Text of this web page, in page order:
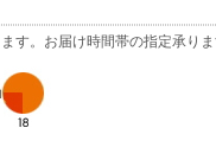
す。お届け時間帯の指定承り